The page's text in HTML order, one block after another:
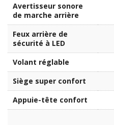
Avertisseur sonore
de marche arrière
Feux arrière de
sécurité à LED
Volant réglable
Siège super confort
Appuie-tête confort